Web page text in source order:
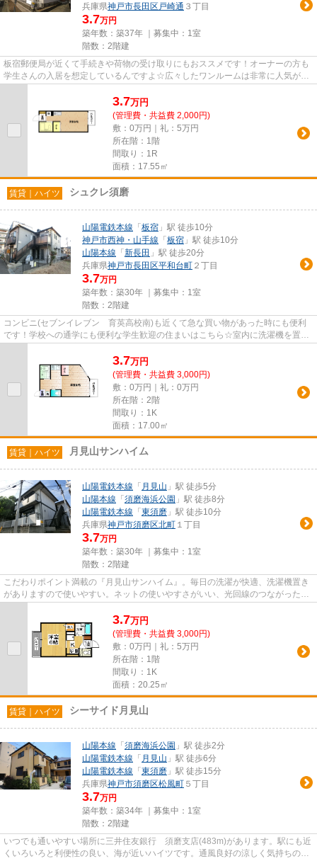
兵庫県神戸市長田区 戸崎通 ３丁目
3.7万円
築年数：築37年 ｜募集中： 1室
階数：2階建
板宿郵便局が近くて手続きや荷物の受け取りにもおススメです！オーナーの方も
学生さんの入居を想定しているんですよ☆広々したワンルームは非常に人気が高
3.7万円
(管理費・共益費 2,000円)
敷：0万円｜礼：5万円
所在階：1階
間取り：1R
面積：17.55㎡
賃貸｜ハイツ シュクレ須磨
山陽電鉄本線 「 板宿 」駅 徒歩10分
神戸市西神・山手線 「 板宿 」駅 徒歩10分
山陽本線 「 新長田 」駅 徒歩20分
兵庫県神戸市長田区平和台町 ２丁目
3.7万円
築年数：築30年 ｜募集中： 1室
階数：2階建
コンビニ(セブンイレブン 育英高校南)も近くて急な買い物があった時にも便利
です！学校への通学にも便利な学生歓迎の住まいはこちら☆室内に洗濯機を置け
3.7万円
(管理費・共益費 3,000円)
敷：0万円｜礼：0万円
所在階：2階
間取り：1K
面積：17.00㎡
賃貸｜ハイツ 月見山サンハイム
山陽電鉄本線 「 月見山 」駅 徒歩5分
山陽本線 「 須磨海浜公園 」駅 徒歩8分
山陽電鉄本線 「 東須磨 」駅 徒歩10分
兵庫県神戸市須磨区北町 １丁目
3.7万円
築年数：築30年 ｜募集中： 1室
階数：2階建
こだわりポイント満載の『月見山サンハイム』。毎日の洗濯が快適、洗濯機置き
がありますので使いやすい。ネットの使いやすさがいい、光回線のつながったお
3.7万円
(管理費・共益費 3,000円)
敷：0万円｜礼：5万円
所在階：1階
間取り：1K
面積：20.25㎡
賃貸｜ハイツ シーサイド月見山
山陽本線 「 須磨海浜公園 」駅 徒歩2分
山陽電鉄本線 「 月見山 」駅 徒歩6分
山陽電鉄本線 「 東須磨 」駅 徒歩15分
兵庫県神戸市須磨区松風町 ５丁目
3.7万円
築年数：築34年 ｜募集中： 1室
階数：2階建
いつでも通いやすい場所に三井住友銀行 須磨支店(483m)があります。駅にも近
くいろいろと利便性の良い、海が近いハイツです。通風良好の涼しく気持ちの良